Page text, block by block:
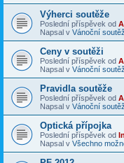
Výherci soutěže
Poslední příspěvek od
Napsal v Vánoční
Ceny v soutěži
Poslední příspěvek od
Napsal v Vánoční
Pravidla soutěže
Poslední příspěvek od
Napsal v Vánoční
Optická přípojka
Poslední příspěvek od
Napsal v Všechno